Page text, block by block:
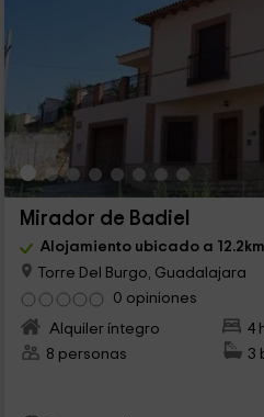
Mirador de Badiel
Alojamiento ubicado a
Torre Del Burgo, Guadalajara
0 opiniones
Alquiler íntegro
4
8 personas
3